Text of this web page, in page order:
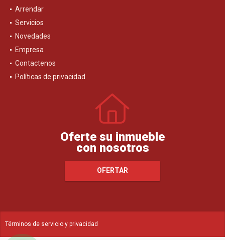
Arrendar
Servicios
Novedades
Empresa
Contactenos
Políticas de privacidad
Oferte su inmueble
con nosotros
OFERTAR
Términos de servicio y privacidad